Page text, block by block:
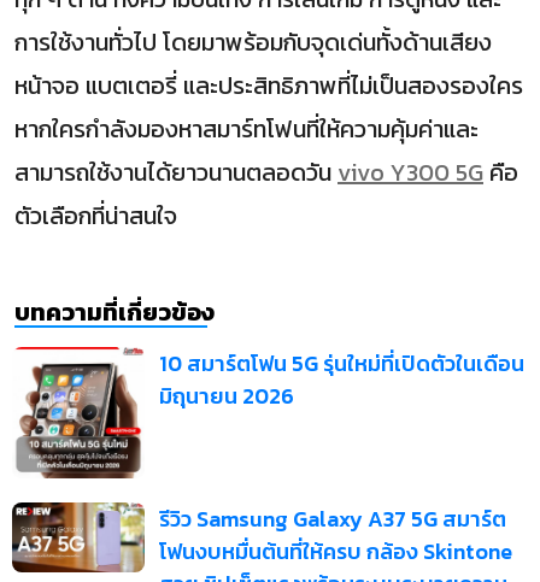
การใช้งานทั่วไป โดยมาพร้อมกับจุดเด่นทั้งด้านเสียง
หน้าจอ แบตเตอรี่ และประสิทธิภาพที่ไม่เป็นสองรองใคร
หากใครกำลังมองหาสมาร์ทโฟนที่ให้ความคุ้มค่าและ
สามารถใช้งานได้ยาวนานตลอดวัน vivo Y300 5G คือ
ตัวเลือกที่น่าสนใจ
บทความที่เกี่ยวข้อง
10 สมาร์ตโฟน 5G รุ่นใหม่ที่เปิดตัวในเดือน
มิถุนายน 2026
รีวิว Samsung Galaxy A37 5G สมาร์ต
โฟนงบหมื่นต้นที่ให้ครบ กล้อง Skintone